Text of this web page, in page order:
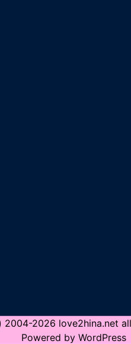
2004-2026 love2hina.net
Powered by WordPress